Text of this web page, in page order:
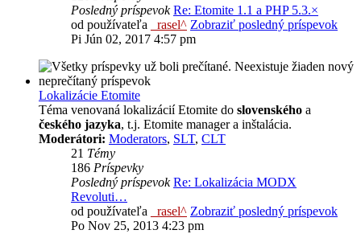
Posledný príspevok Re: Etomite 1.1 a PHP 5.3.×
od používateľa
_rasel^ Zobraziť posledný príspevok
Pi Jún 02, 2017 4:57 pm
Lokalizácie Etomite
Téma venovaná lokalizácií Etomite do slovenského a
českého jazyka, t.j. Etomite manager a inštalácia.
Moderátori: Moderators, SLT, CLT
21 Témy
186 Príspevky
Posledný príspevok Re: Lokalizácia MODX
Revoluti…
od používateľa
_rasel^ Zobraziť posledný príspevok
Po Nov 25, 2013 4:23 pm